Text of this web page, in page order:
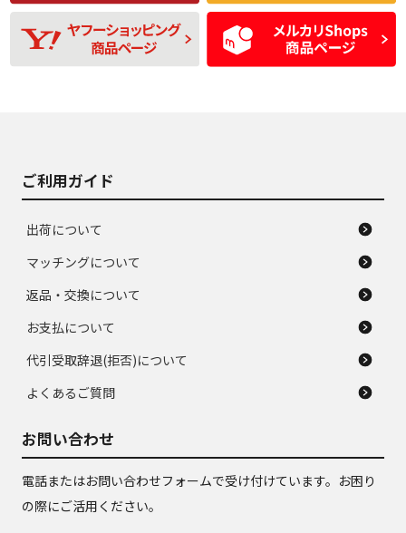
D
使用感や目立つ傷が
あり、一般的な中古
品
D
残り溝も少なく、偏
磨耗がみられ、短期
間使用できるくらい
の中古品
ご利用ガイド
出荷について
マッチングについて
返品・交換について
お支払について
代引受取辞退(拒否)について
よくあるご質問
お問い合わせ
電話またはお問い合わせフォームで受け付けています。お困り
の際にご活用ください。